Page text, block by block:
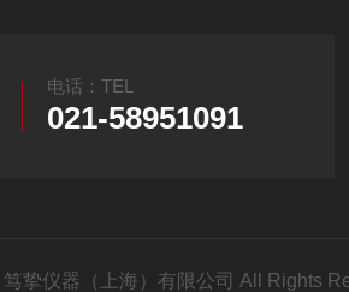
电话：TEL
021-58951091
笃挚仪器（上海）有限公司 All Rights